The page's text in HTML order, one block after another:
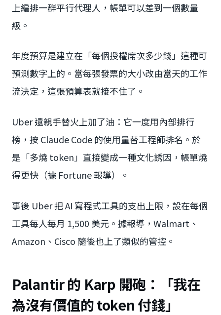
上編排一群平行代理人，帳單可以差到一個數量
級。
年度預算是建立在「每個授權席次多少錢」這種可
預測數字上的。當每張發票的大小改由當天的工作
流決定，這張預算表就接不住了。
Uber 還親手替火上加了油：它一度用內部排行
榜，按 Claude Code 的使用量替工程師排名。於
是「多燒 token」直接變成一種文化誘因，帳單燒
得更快（據 Fortune 報導）。
事後 Uber 把 AI 寫程式工具的支出上限，設在每個
工具每人每月 1,500 美元。據報導，Walmart、
Amazon、Cisco 隨後也上了類似的管控。
Palantir 的 Karp 開砲：「我在
為沒有價值的 token 付錢」